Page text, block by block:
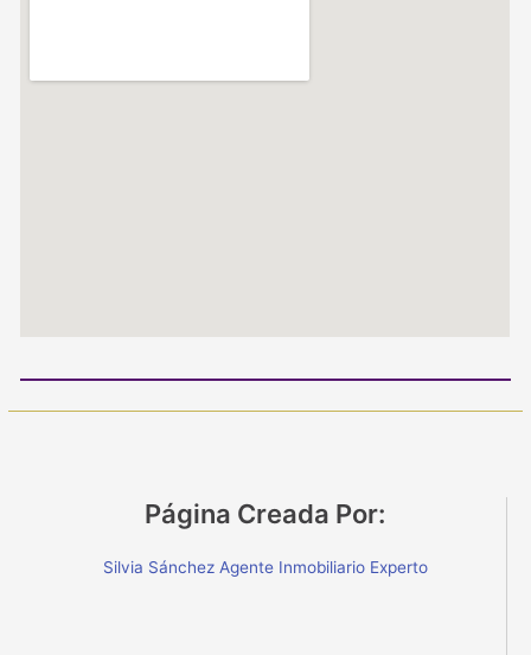
Página Creada Por:
Silvia Sánchez Agente Inmobiliario Experto